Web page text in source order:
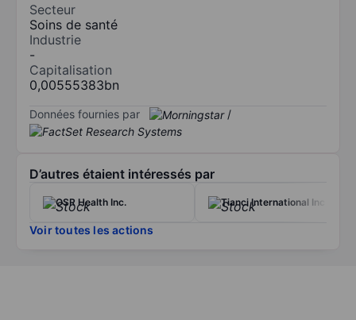
Secteur
Soins de santé
Industrie
-
Capitalisation
0,00555383bn
Données fournies par /
D’autres étaient intéressés par
OSR Health Inc. Tianci International Inc
Voir toutes les actions